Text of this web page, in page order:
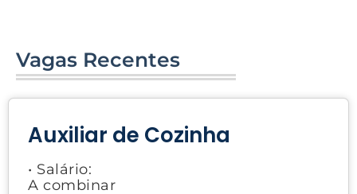
Vagas Recentes
Auxiliar de Cozinha
• Salário:
A combinar